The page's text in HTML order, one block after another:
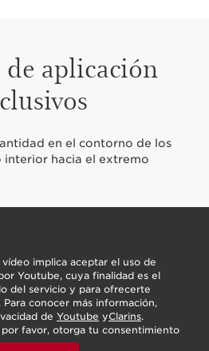
aplicación
en el contorno de los
interior hacia el extremo
implica aceptar el uso de
Youtube, cuya finalidad es el
del servicio y para ofrecerte
Para conocer más información,
de Youtube yClarins.
favor, otorga tu consentimiento
abajo.